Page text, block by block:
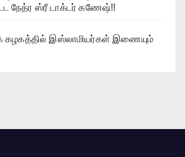
நேத்ர ஸ்ரீ டாக்டர் கணேஷ்!!
கழகத்தில் இஸ்லாமியர்கள் இணையும்